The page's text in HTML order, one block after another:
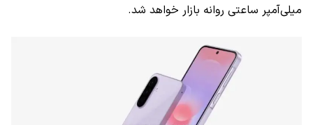
میلی‌آمپر ساعتی روانه بازار خواهد شد.